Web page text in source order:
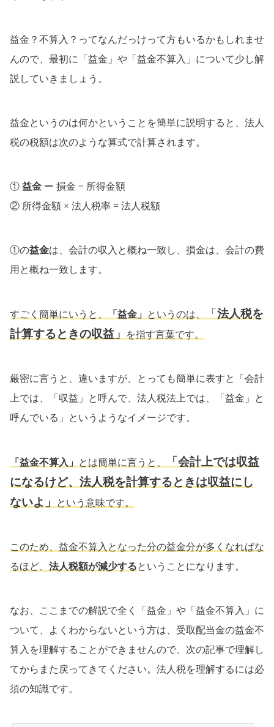
益金？不算入？ってなんだっけって方もいるかもしれませ
んので、最初に「益金」や「益金不算入」について少し解
説していきましょう。
益金というのは何かということを簡単に説明すると、法人
税の税額は次のような算式で計算されます。
① 益金 ー 損金 = 所得金額
② 所得金額 × 法人税率 = 法人税額
①の益金は、会計の収入と概ね一致し、損金は、会計の費
用と概ね一致します。
すごく簡単にいうと、 「益金」 というのは、 「法人税を
計算するときの収益」
を指す言葉です。
厳密に言うと、違いますが、とっても簡単に表すと「会計
上では、「収益」と呼んで、法人税法上では、「益金」と
呼んでいる」というようなイメージです。
「益金不算入」 とは簡単に言うと、
「会計上では収益
になるけど、法人税を計算するときは収益にし
ないよ」
という意味です。
このため、益金不算入となった分の益金分が多くなればな
るほど、 法人税額が減少するということになります。
なお、ここまでの解説で全く「益金」や「益金不算入」に
ついて、よくわからないという方は、受取配当金の益金不
算入を理解することができませんので、次の記事で理解し
てからまた戻ってきてください。法人税を理解するには必
須の知識です。